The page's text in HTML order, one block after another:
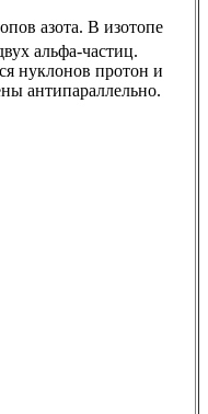
азота. В изотопе
альфа-частиц.
нуклонов протон и
антипараллельно.